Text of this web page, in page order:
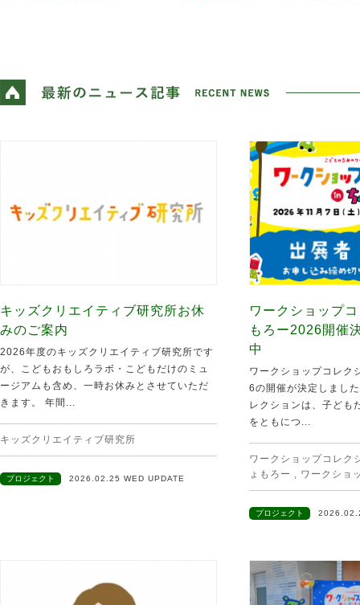
キッズクリエイティブ研究所お休
みのご案内
2026年度のキッズクリエイティブ研究所です
が、こどもおもしろラボ・こどもだけのミュ
ージアムも含め、一時お休みとさせていただ
きます。 年間...
キッズクリエイティブ研究所
プロジェクト 2026.02.25 WED UPDATE
ワークショップ
もろー2026開催
中
ワークショップコレク
6の開催が決定しまし
レクションは、子ども
をともにつ...
ワークショップコレク
ょもろー , ワークショ
プロジェクト